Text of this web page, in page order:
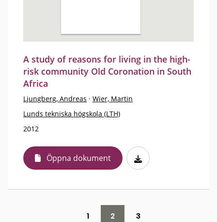
A study of reasons for living in the high-
risk community Old Coronation in South
Africa
Ljungberg, Andreas · Wier, Martin
Lunds tekniska högskola (LTH)
2012
Öppna dokument
1 2 3